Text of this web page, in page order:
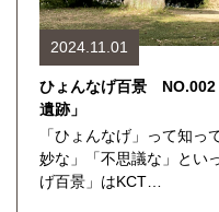
2024.11.01
ひょんなげ百景 NO.002
遺跡」
「ひょんなげ」って知
妙な」「不思議な」とい
げ百景」はKCT…